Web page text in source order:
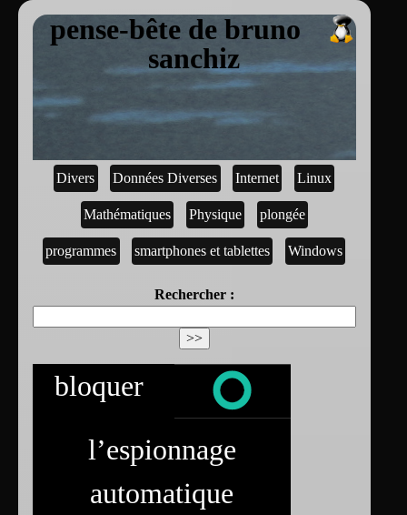
pense-bête de bruno
sanchiz
Divers Données Diverses Internet Linux
Mathématiques Physique plongée
programmes smartphones et tablettes Windows
Rechercher :
bloquer
l’espionnage
automatique